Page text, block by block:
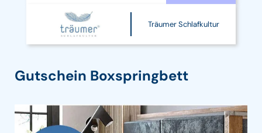
Träumer Schlafkultur
Gutschein Boxspringbett